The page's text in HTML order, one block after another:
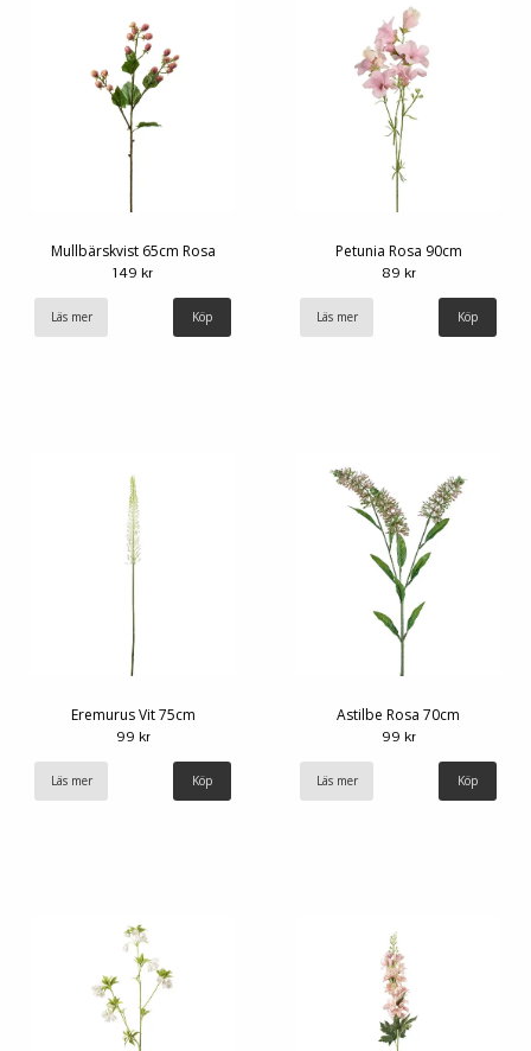
Mullbärskvist 65cm Rosa
149 kr
Läs mer
Petunia Rosa 90cm
89 kr
Läs mer
Eremurus Vit 75cm
99 kr
Läs mer
Astilbe Rosa 70cm
99 kr
Läs mer